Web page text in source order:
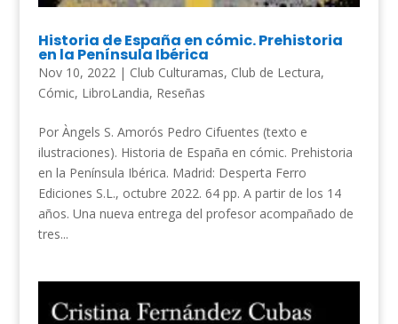
Historia de España en cómic. Prehistoria
en la Península Ibérica
Nov 10, 2022| Club Culturamas, Club de Lectura,
Cómic, LibroLandia, Reseñas
Por Àngels S. Amorós Pedro Cifuentes (texto e
ilustraciones). Historia de España en cómic. Prehistoria
en la Península Ibérica. Madrid: Desperta Ferro
Ediciones S.L., octubre 2022. 64 pp. A partir de los 14
años. Una nueva entrega del profesor acompañado de
tres...